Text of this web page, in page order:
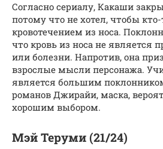
Согласно сериалу, Какаши
потому что не хотел, чтобы кто-
кровотечением из носа.
что кровь из носа не является
или болезни. Напротив, она
взрослые мысли персонажа.
является большим
романов Джирайи, маска,
хорошим выбором.
Мэй Теруми (21/24)